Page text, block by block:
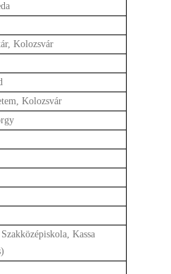
Kolozsvár
Kolozsvár
Kassa